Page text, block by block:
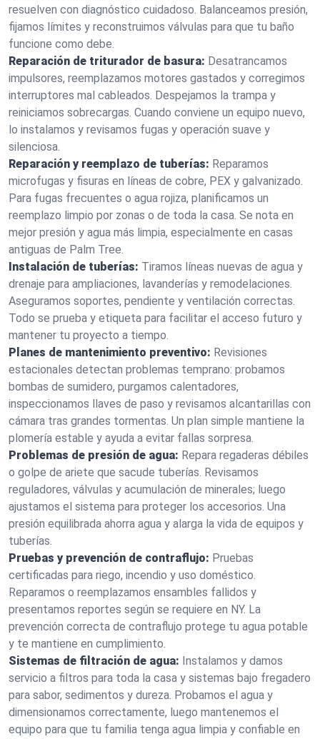
resuelven con diagnóstico cuidadoso. Balanceamos presión,
fijamos límites y reconstruimos válvulas para que tu baño
funcione como debe.
Reparación de triturador de basura: Desatrancamos
impulsores, reemplazamos motores gastados y corregimos
interruptores mal cableados. Despejamos la trampa y
reiniciamos sobrecargas. Cuando conviene un equipo nuevo,
lo instalamos y revisamos fugas y operación suave y
silenciosa.
Reparación y reemplazo de tuberías: Reparamos
microfugas y fisuras en líneas de cobre, PEX y galvanizado.
Para fugas frecuentes o agua rojiza, planificamos un
reemplazo limpio por zonas o de toda la casa. Se nota en
mejor presión y agua más limpia, especialmente en casas
antiguas de Palm Tree.
Instalación de tuberías: Tiramos líneas nuevas de agua y
drenaje para ampliaciones, lavanderías y remodelaciones.
Aseguramos soportes, pendiente y ventilación correctas.
Todo se prueba y etiqueta para facilitar el acceso futuro y
mantener tu proyecto a tiempo.
Planes de mantenimiento preventivo: Revisiones
estacionales detectan problemas temprano: probamos
bombas de sumidero, purgamos calentadores,
inspeccionamos llaves de paso y revisamos alcantarillas con
cámara tras grandes tormentas. Un plan simple mantiene la
plomería estable y ayuda a evitar fallas sorpresa.
Problemas de presión de agua: Repara regaderas débiles
o golpe de ariete que sacude tuberías. Revisamos
reguladores, válvulas y acumulación de minerales; luego
ajustamos el sistema para proteger los accesorios. Una
presión equilibrada ahorra agua y alarga la vida de equipos y
tuberías.
Pruebas y prevención de contraflujo: Pruebas
certificadas para riego, incendio y uso doméstico.
Reparamos o reemplazamos ensambles fallidos y
presentamos reportes según se requiere en NY. La
prevención correcta de contraflujo protege tu agua potable
y te mantiene en cumplimiento.
Sistemas de filtración de agua: Instalamos y damos
servicio a filtros para toda la casa y sistemas bajo fregadero
para sabor, sedimentos y dureza. Probamos el agua y
dimensionamos correctamente, luego mantenemos el
equipo para que tu familia tenga agua limpia y confiable en